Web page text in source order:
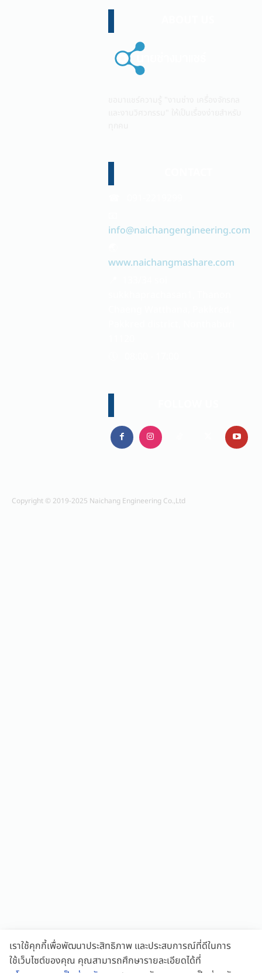
info@naichangengineering.com
www.naichangmashare.com
Copyright © 2019-2025 Naichang Engineering Co.,Ltd
เราใช้คุกกี้เพื่อพัฒนาประสิทธิภาพ และประสบการณ์ที่ดีในการ
ใช้เว็บไซต์ของคุณ คุณสามารถศึกษารายละเอียดได้ที่